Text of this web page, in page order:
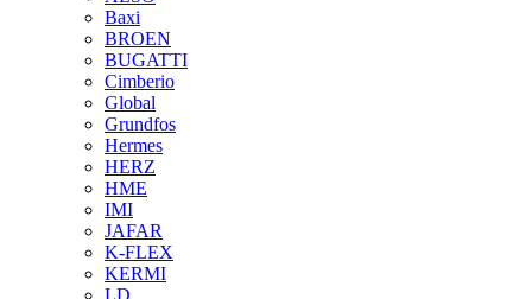
Baxi
BROEN
BUGATTI
Cimberio
Global
Grundfos
Hermes
HERZ
HME
IMI
JAFAR
K-FLEX
KERMI
LD